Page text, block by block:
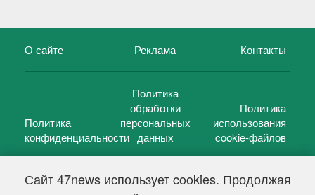
Сайт 47news использует cookies. Продолжая
О сайте Реклама Контакты
Политика
конфиденциальности
Политика
обработки
персональных
данных
Политика
использования
cookie-файлов